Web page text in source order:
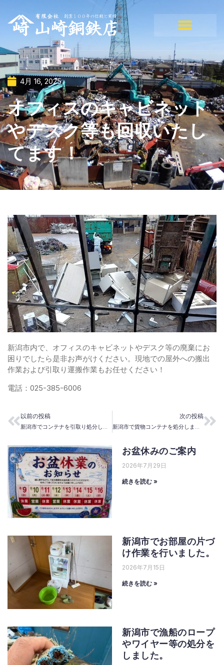
4月 16, 2025
オフィスのキャビネット
やデスク等も回収いたし
てます！
新潟市内で、オフィスのキャビネットやデスク等の廃棄にお
困りでしたら是非お声がけください。現地での屋外への搬出
作業および引取り運搬作業もお任せください！
電話：025-385-6006
以前の投稿
新潟市でコンテナを引取り処分しました
次の投稿
新潟市で貨物コンテナを処分しました。
お盆休みのご案内
2026年7月29日
続きを読む »
新潟市でお部屋の片づ
け作業を行いました。
2026年7月15日
続きを読む »
新潟市で漁船のロープ
やワイヤー等の処分を
しました。